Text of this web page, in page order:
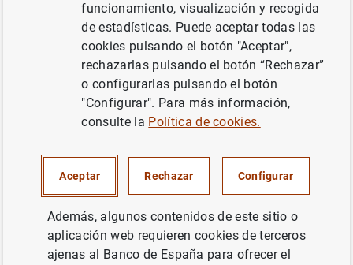
nombre del Banco Central
Europeo
Mensaje del presidente en nombre del
Banco Central Europeo (22KB)
funcionamiento, visualización y recogida
de estadísticas. Puede aceptar todas las
cookies pulsando el botón "Aceptar",
rechazarlas pulsando el botón “Rechazar”
o configurarlas pulsando el botón
"Configurar". Para más información,
consulte la Política de cookies.
Aceptar Rechazar Configurar
Además, algunos contenidos de este sitio o
aplicación web requieren cookies de terceros
ajenas al Banco de España para ofrecer el